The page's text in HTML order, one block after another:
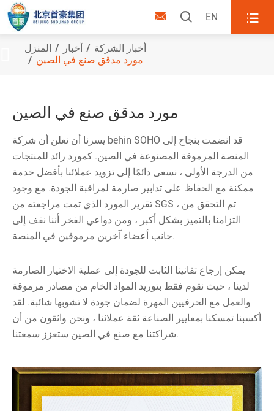
  EN 
المنزل أخبار
أخبار الشركة
مورد مدقق صنع في الصين
مورد مدقق صنع في الصين
يسرنا أن نعلن أن شركة behin SOHO قد انضمت بنجاح إلى
المنصة المرموقة المصنوعة في الصين. كمورد رائد للمنتجات
من الدرجة الأولى ، نسعى دائمًا إلى تزويد عملائنا بأفضل خدمة
ممكنة مع الحفاظ على تدابير صارمة لمراقبة الجودة. مع وجود
تقرير المورد الذي تمت مراجعته من SGS ، تم التحقق من
التزامنا بالتميز بشكل أكبر ، ومن دواعي الفخر أننا نقف إلى
جانب أعضاء آخرين مرموقين في المنصة.
يمكن إرجاع تفانينا الثابت للجودة إلى عملية الاختيار الصارمة
لدينا ، حيث نقوم فقط بتوريد المواد الخام من مصادر مرموقة
والعمل مع الحرفيين المهرة لضمان جودة لا تشوبها شائبة. لقد
أكسبنا تمسكنا بمعايير الصناعة ثقة عملائنا ، ونحن واثقون من أن
شراكتنا مع صنع في الصين ستعزز سمعتنا.